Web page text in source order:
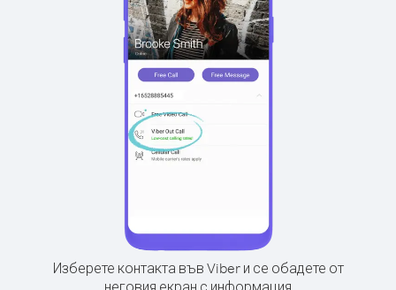
Изберете контакта във Viber и се обадете от
неговия екран с информация